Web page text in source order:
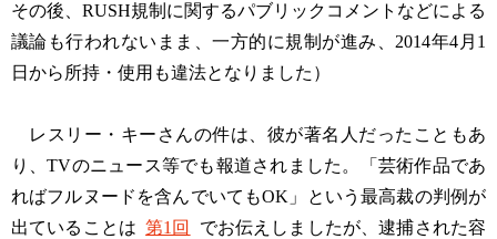
その後、RUSH規制に関するパブリックコメントなどによる
議論も行われないまま、一方的に規制が進み、2014年4月1
日から所持・使用も違法となりました）
レスリー・キーさんの件は、彼が著名人だったこともあ
り、TVのニュース等でも報道されました。「芸術作品であ
ればフルヌードを含んでいてもOK」という最高裁の判例が
出ていることは 第1回
でお伝えしましたが、逮捕された容